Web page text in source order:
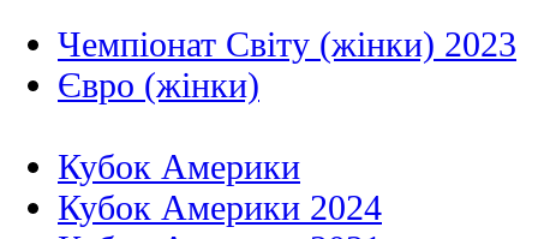
Чемпіонат Світу (жінки) 2023
Євро (жінки)
Кубок Америки
Кубок Америки 2024